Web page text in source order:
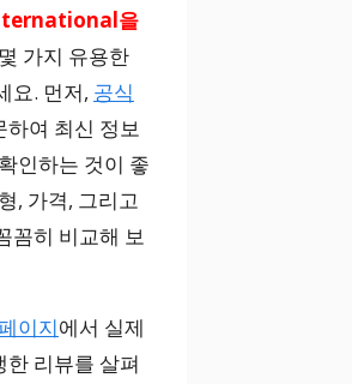
비스
부터
예약하기
을
가지 유용한
요. 먼저, 공식
하여 최신 정보
인하는 것이 좋
, 가격, 그리고
꼼히 비교해 보
이지에서 실제
리뷰를 살펴